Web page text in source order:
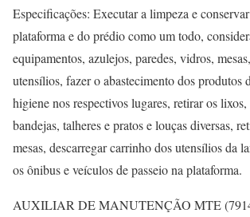
Especificações: Executar a limpeza e
plataforma e do prédio como um todo,
equipamentos, azulejos, paredes, vidros,
utensílios, fazer o abastecimento dos produtos
higiene nos respectivos lugares, retirar os
bandejas, talheres e pratos e louças diversas,
mesas, descarregar carrinho dos utensílios da
os ônibus e veículos de passeio na plataforma.
AUXILIAR DE MANUTENÇÃO MTE